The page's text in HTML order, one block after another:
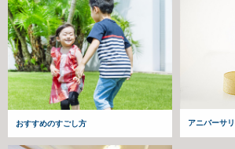
おすすめのすごし方 アニバーサ